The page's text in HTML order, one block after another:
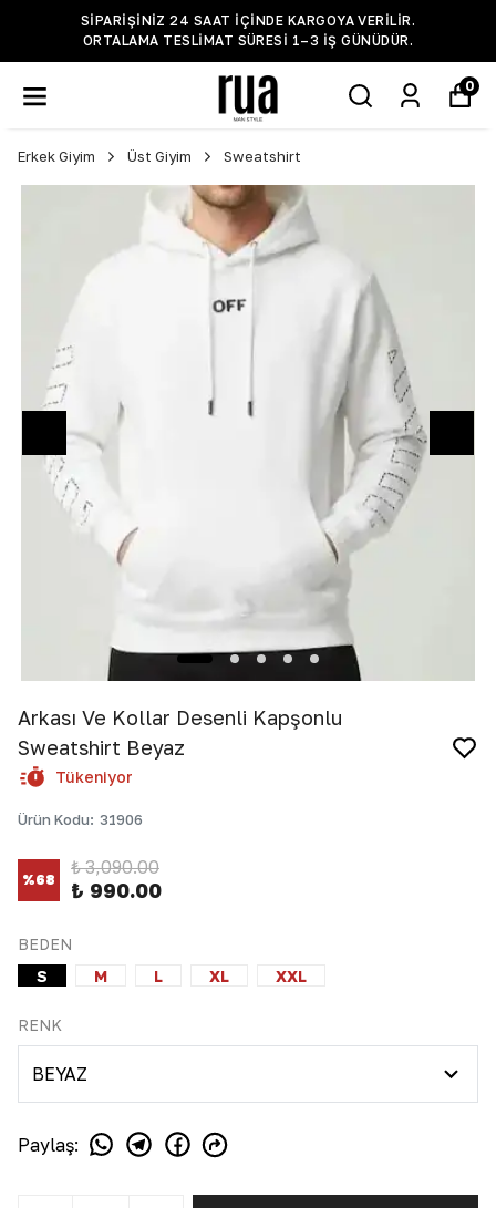
SIPARIŞINIZ 24 SAAT IÇINDE KARGOYA VERILIR.
ORTALAMA TESLIMAT SÜRESI 1–3 IŞ GÜNÜDÜR.
0
Erkek Giyim Üst Giyim Sweatshirt
Arkası Ve Kollar Desenli Kapşonlu
Sweatshirt Beyaz
Tükeniyor
Ürün Kodu: 31906
%68
₺ 3,090.00
₺ 990.00
BEDEN
S
M L XL XXL
RENK
Paylaş: